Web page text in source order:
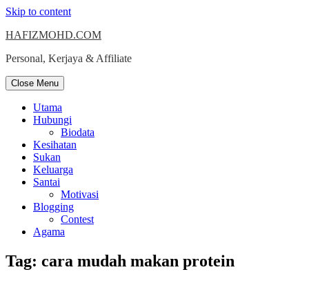
Skip to content
HAFIZMOHD.COM
Personal, Kerjaya & Affiliate
Close Menu
Utama
Hubungi
Biodata
Kesihatan
Sukan
Keluarga
Santai
Motivasi
Blogging
Contest
Agama
Tag: cara mudah makan protein